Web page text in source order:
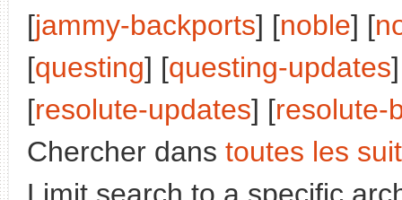
[jammy-backports] [noble] [
[questing] [questing-updates
[resolute-updates] [resolute-
Chercher dans toutes les